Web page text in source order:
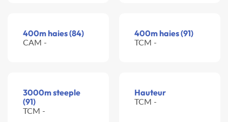
400m haies (84)
CAM -
400m haies (91)
TCM -
3000m steeple
(91)
TCM -
Hauteur
TCM -